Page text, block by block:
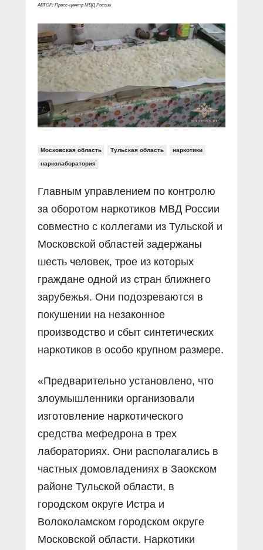
Социальные ролики
Документальные фильмы
Прямой разговор
Специальный репортаж
КиберПОСТОВОЙ
Журнал «Полиция России»
Контакты
Вакансии
АВТОР: Пресс-центр МВД России
Московская область Тульская область наркотики
нарколаборатория
Главным управлением по контролю
за оборотом наркотиков МВД России
совместно с коллегами из Тульской и
Московской областей задержаны
шесть человек, трое из которых
граждане одной из стран ближнего
зарубежья. Они подозреваются в
покушении на незаконное
производство и сбыт синтетических
наркотиков в особо крупном размере.
«Предварительно установлено, что
злоумышленники организовали
изготовление наркотического
средства мефедрона в трех
лабораториях. Они располагались в
частных домовладениях в Заокском
районе Тульской области, в
городском округе Истра и
Волоколамском городском округе
Московской области. Наркотики